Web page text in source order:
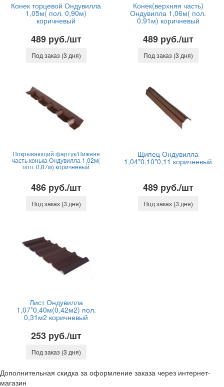
Конек торцевой Ондувилла
1,05м( пол. 0,90м)
коричневый
489 руб./шт
Под заказ (3 дня)
Конек(верхняя часть)
Ондувилла 1,06м( пол.
0,91м) коричневый
489 руб./шт
Под заказ (3 дня)
Покрывающий фартук/Нижняя
часть конька Ондувилла 1,02м(
пол. 0,87м) коричневый
486 руб./шт
Под заказ (3 дня)
Щипец Ондувилла
1,04*0,10*0,11 коричневый
489 руб./шт
Под заказ (3 дня)
Лист Ондувилла
1,07*0,40м(0,42м2) пол.
0,31м2 коричневый
253 руб./шт
Под заказ (3 дня)
Дополнительная скидка за оформление заказа через интернет-
магазин